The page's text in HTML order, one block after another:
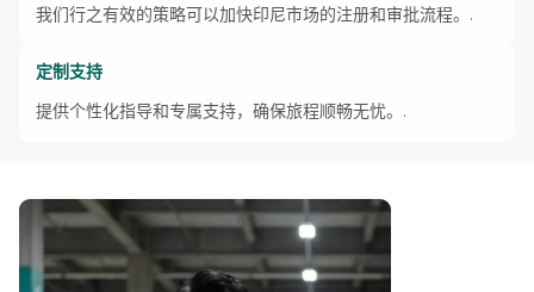
我们行之有效的策略可以加快印尼市场的注册和审批流程。.
定制支持
提供个性化指导和专属支持，确保旅程顺畅无忧。.